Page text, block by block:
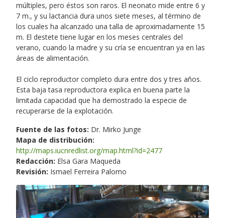
múltiples, pero éstos son raros. El neonato mide entre 6 y
7 m., y su lactancia dura unos siete meses, al término de
los cuales ha alcanzado una talla de aproximadamente 15
m. El destete tiene lugar en los meses centrales del
verano, cuando la madre y su cría se encuentran ya en las
áreas de alimentación.
El ciclo reproductor completo dura entre dos y tres años.
Esta baja tasa reproductora explica en buena parte la
limitada capacidad que ha demostrado la especie de
recuperarse de la explotación.
Fuente de las fotos: Dr. Mirko Junge
Mapa de distribución:
http://maps.iucnredlist.org/map.html?id=2477
Redacción: Elsa Gara Maqueda
Revisión: Ismael Ferreira Palomo